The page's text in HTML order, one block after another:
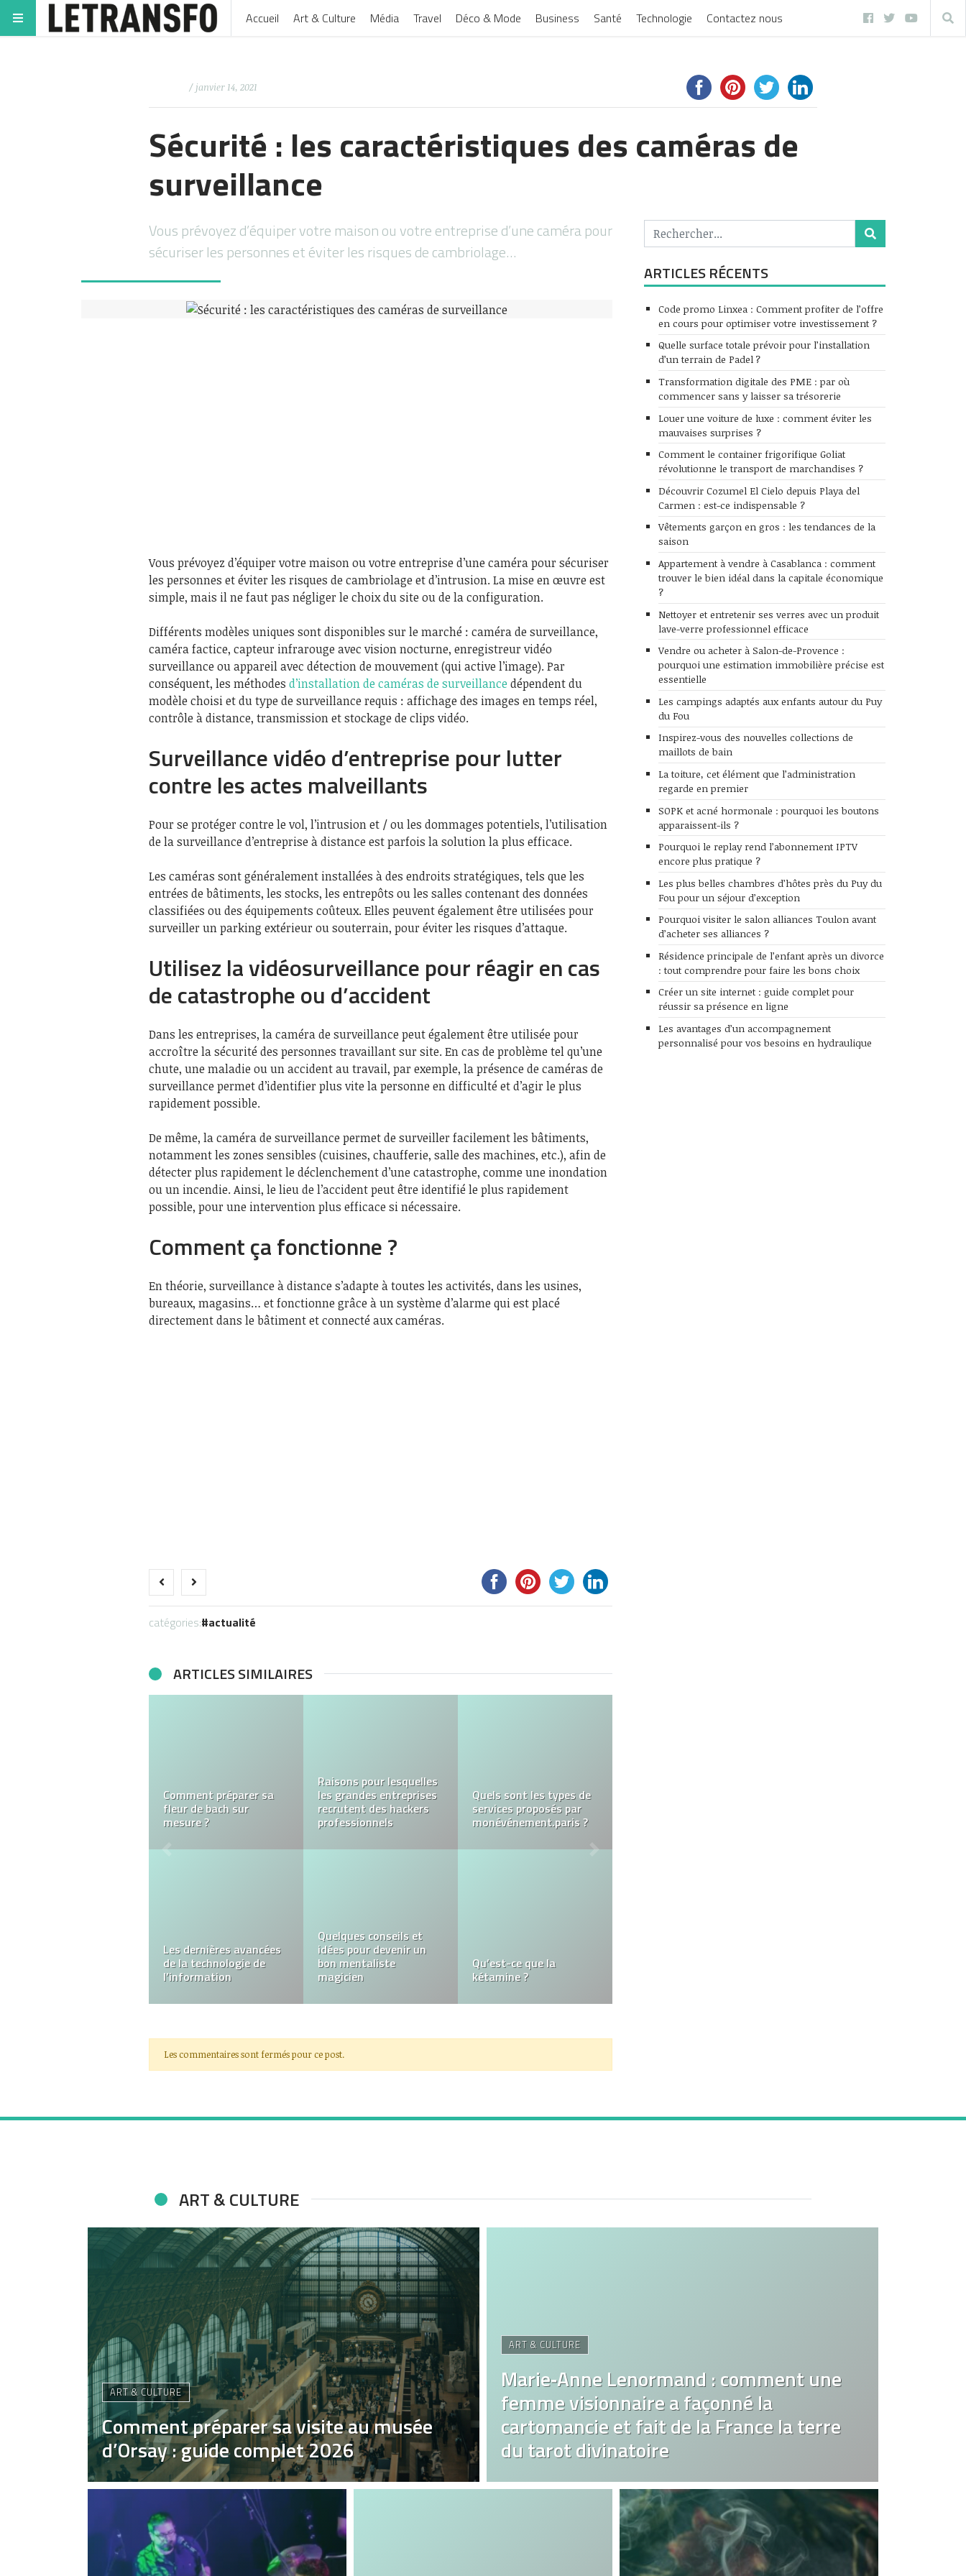
Accueil Art & Culture Média Travel Déco & Mode Business Santé Technologie Contactez nous
/ janvier 14, 2021
Sécurité : les caractéristiques des caméras de
surveillance
Vous prévoyez d’équiper votre maison ou votre entreprise d’une caméra pour
sécuriser les personnes et éviter les risques de cambriolage…
Vous prévoyez d’équiper votre maison ou votre entreprise d’une caméra pour sécuriser
les personnes et éviter les risques de cambriolage et d’intrusion. La mise en œuvre est
simple, mais il ne faut pas négliger le choix du site ou de la configuration.
Différents modèles uniques sont disponibles sur le marché : caméra de surveillance,
caméra factice, capteur infrarouge avec vision nocturne, enregistreur vidéo
surveillance ou appareil avec détection de mouvement (qui active l’image). Par
conséquent, les méthodes d’installation de caméras de surveillance dépendent du
modèle choisi et du type de surveillance requis : affichage des images en temps réel,
contrôle à distance, transmission et stockage de clips vidéo.
Surveillance vidéo d’entreprise pour lutter
contre les actes malveillants
Pour se protéger contre le vol, l’intrusion et / ou les dommages potentiels, l’utilisation
de la surveillance d’entreprise à distance est parfois la solution la plus efficace.
Les caméras sont généralement installées à des endroits stratégiques, tels que les
entrées de bâtiments, les stocks, les entrepôts ou les salles contenant des données
classifiées ou des équipements coûteux. Elles peuvent également être utilisées pour
surveiller un parking extérieur ou souterrain, pour éviter les risques d’attaque.
Utilisez la vidéosurveillance pour réagir en cas
de catastrophe ou d’accident
Dans les entreprises, la caméra de surveillance peut également être utilisée pour
accroître la sécurité des personnes travaillant sur site. En cas de problème tel qu’une
chute, une maladie ou un accident au travail, par exemple, la présence de caméras de
surveillance permet d’identifier plus vite la personne en difficulté et d’agir le plus
rapidement possible.
De même, la caméra de surveillance permet de surveiller facilement les bâtiments,
notamment les zones sensibles (cuisines, chaufferie, salle des machines, etc.), afin de
détecter plus rapidement le déclenchement d’une catastrophe, comme une inondation
ou un incendie. Ainsi, le lieu de l’accident peut être identifié le plus rapidement
possible, pour une intervention plus efficace si nécessaire.
Comment ça fonctionne ?
En théorie, surveillance à distance s’adapte à toutes les activités, dans les usines,
bureaux, magasins… et fonctionne grâce à un système d’alarme qui est placé
directement dans le bâtiment et connecté aux caméras.
catégories: actualité
ARTICLES SIMILAIRES
Transferts taxi moto à
Paris : peut-on s’y fier ?
Concevoir un magasin
modulable : les critères
à connaître
Le style vintage dans la
chambre d’enfant
Pourquoi la vidange de
la fosse septique est-
elle si importante ?
Faut-il poser sa clôture
sois même ou faire
appel à un professionnel
?
un environnement très
vaste
Les commentaires sont fermés pour ce post.
ARTICLES RÉCENTS
Code promo Linxea : Comment profiter de l’offre
en cours pour optimiser votre investissement ?
Quelle surface totale prévoir pour l’installation
d’un terrain de Padel ?
Transformation digitale des PME : par où
commencer sans y laisser sa trésorerie
Louer une voiture de luxe : comment éviter les
mauvaises surprises ?
Comment le container frigorifique Goliat
révolutionne le transport de marchandises ?
Découvrir Cozumel El Cielo depuis Playa del
Carmen : est-ce indispensable ?
Vêtements garçon en gros : les tendances de la
saison
Appartement à vendre à Casablanca : comment
trouver le bien idéal dans la capitale économique
?
Nettoyer et entretenir ses verres avec un produit
lave-verre professionnel efficace
Vendre ou acheter à Salon-de-Provence :
pourquoi une estimation immobilière précise est
essentielle
Les campings adaptés aux enfants autour du Puy
du Fou
Inspirez-vous des nouvelles collections de
maillots de bain
La toiture, cet élément que l’administration
regarde en premier
SOPK et acné hormonale : pourquoi les boutons
apparaissent-ils ?
Pourquoi le replay rend l’abonnement IPTV
encore plus pratique ?
Les plus belles chambres d’hôtes près du Puy du
Fou pour un séjour d’exception
Pourquoi visiter le salon alliances Toulon avant
d’acheter ses alliances ?
Résidence principale de l’enfant après un divorce
: tout comprendre pour faire les bons choix
Créer un site internet : guide complet pour
réussir sa présence en ligne
Les avantages d’un accompagnement
personnalisé pour vos besoins en hydraulique
ART & CULTURE
ART & CULTURE
Comment préparer sa visite au musée
d’Orsay : guide complet 2026
ART & CULTURE
Marie‑Anne Lenormand : comment une
femme visionnaire a façonné la
cartomancie et fait de la France la terre
du tarot divinatoire